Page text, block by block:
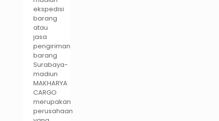
ekspedisi
barang
atau
jasa
pengiriman
barang
Surabaya-
madiun
MAKHARYA
CARGO
merupakan
perusahaan